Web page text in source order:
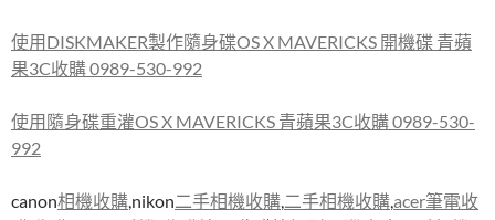
使用DISKMAKER製作隨身碟OS X MAVERICKS 開機碟 青蘋
果3C收購 0989-530-992
使用隨身碟重灌OS X MAVERICKS 青蘋果3C收購 0989-530-
992
canon相機收購,nikon二手相機收購,二手相機收購,acer筆電收